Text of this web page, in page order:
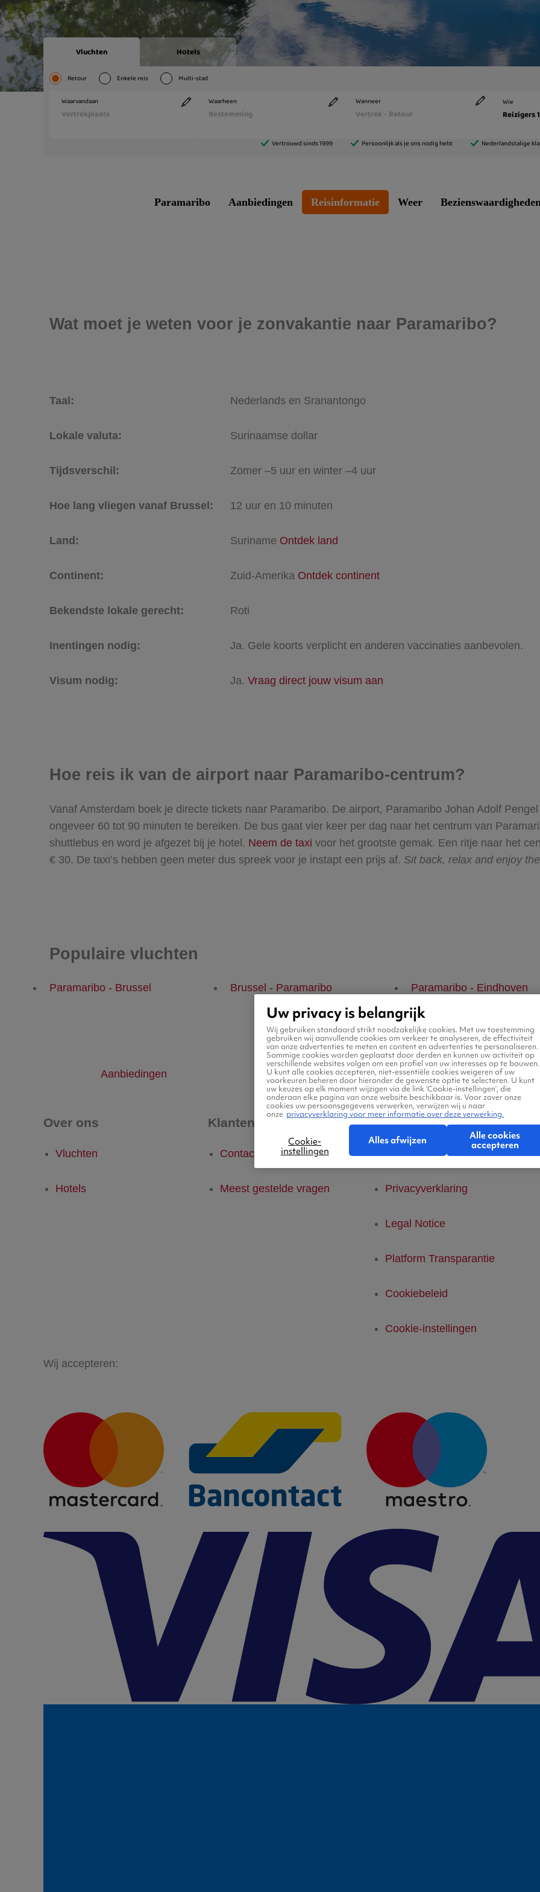
Paramaribo Aanbiedingen Reisinformatie Weer
Wat moet je weten voor je zonvakantie naar Paramaribo?
Taal: Nederlands en Sranantongo
Lokale valuta: Surinaamse dollar
Tijdsverschil: Zomer –5 uur en winter –4 uur
Hoe lang vliegen vanaf Brussel: 12 uur en 10 minuten
Land: Suriname Ontdek land
Continent: Zuid-Amerika Ontdek continent
Bekendste lokale gerecht: Roti
Inentingen nodig: Ja. Gele koorts verplicht en anderen vaccinaties aanbevolen.
Visum nodig: Ja. Vraag direct jouw visum aan
Hoe reis ik van de airport naar Paramaribo-centrum?
Vanaf Amsterdam boek je directe tickets naar Paramaribo. De airport, Paramaribo Johan Adolf
ongeveer 60 tot 90 minuten te bereiken. De bus gaat vier keer per dag naar het centrum van
shuttlebus en word je afgezet bij je hotel. Neem de taxi voor het grootste gemak. Een ritje naar het
€ 30. De taxi’s hebben geen meter dus spreek voor je instapt een prijs af. Sit back, relax and enjoy
Populaire vluchten
Paramaribo - Brussel Brussel - Paramaribo Paramaribo - Eindhoven
Aanbiedingen Meer weten over Paramaribo?
Over ons
Vluchten
Hotels
Klantenservice
Contact
Meest gestelde vragen
Kleine lettertjes
Voorwaarden
Privacyverklaring
Legal Notice
Platform Transparantie
Cookiebeleid
Cookie-instellingen
Wij accepteren:
Uw privacy is belangrijk
Wij gebruiken standaard strikt noodzakelijke cookies. Met uw toestemming
gebruiken wij aanvullende cookies om verkeer te analyseren, de effectiviteit
van onze advertenties te meten en content en advertenties te personaliseren.
Sommige cookies worden geplaatst door derden en kunnen uw activiteit op
verschillende websites volgen om een profiel van uw interesses op te bouwen.
U kunt alle cookies accepteren, niet-essentiële cookies weigeren of uw
voorkeuren beheren door hieronder de gewenste optie te selecteren. U kunt
uw keuzes op elk moment wijzigen via de link ‘Cookie-instellingen’, die
onderaan elke pagina van onze website beschikbaar is. Voor zover onze
cookies uw persoonsgegevens verwerken, verwijzen wij u naar
onze privacyverklaring voor meer informatie over deze verwerking.
Cookie-
instellingen
Alles afwijzen
Alle cookies
accepteren